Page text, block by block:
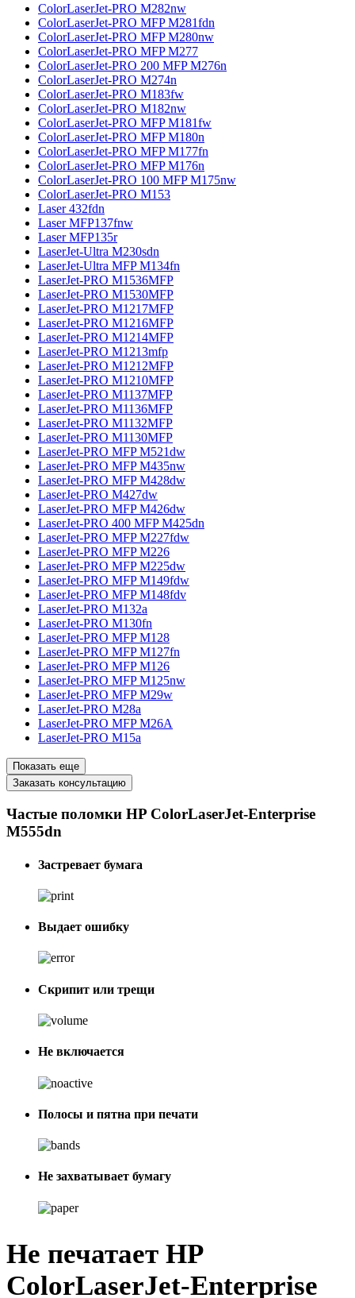
ColorLaserJet-PRO M282nw
ColorLaserJet-PRO MFP M281fdn
ColorLaserJet-PRO MFP M280nw
ColorLaserJet-PRO MFP M277
ColorLaserJet-PRO 200 MFP M276n
ColorLaserJet-PRO M274n
ColorLaserJet-PRO M183fw
ColorLaserJet-PRO M182nw
ColorLaserJet-PRO MFP M181fw
ColorLaserJet-PRO MFP M180n
ColorLaserJet-PRO MFP M177fn
ColorLaserJet-PRO MFP M176n
ColorLaserJet-PRO 100 MFP M175nw
ColorLaserJet-PRO M153
Laser 432fdn
Laser MFP137fnw
Laser MFP135r
LaserJet-Ultra M230sdn
LaserJet-Ultra MFP M134fn
LaserJet-PRO M1536MFP
LaserJet-PRO M1530MFP
LaserJet-PRO M1217MFP
LaserJet-PRO M1216MFP
LaserJet-PRO M1214MFP
LaserJet-PRO M1213mfp
LaserJet-PRO M1212MFP
LaserJet-PRO M1210MFP
LaserJet-PRO M1137MFP
LaserJet-PRO M1136MFP
LaserJet-PRO M1132MFP
LaserJet-PRO M1130MFP
LaserJet-PRO MFP M521dw
LaserJet-PRO MFP M435nw
LaserJet-PRO MFP M428dw
LaserJet-PRO M427dw
LaserJet-PRO MFP M426dw
LaserJet-PRO 400 MFP M425dn
LaserJet-PRO MFP M227fdw
LaserJet-PRO MFP M226
LaserJet-PRO MFP M225dw
LaserJet-PRO MFP M149fdw
LaserJet-PRO MFP M148fdv
LaserJet-PRO M132a
LaserJet-PRO M130fn
LaserJet-PRO MFP M128
LaserJet-PRO MFP M127fn
LaserJet-PRO MFP M126
LaserJet-PRO MFP M125nw
LaserJet-PRO MFP M29w
LaserJet-PRO M28a
LaserJet-PRO MFP M26A
LaserJet-PRO M15a
Показать еще
Заказать консультацию
Частые поломки HP ColorLaserJet-Enterprise
M555dn
Застревает бумага
Выдает ошибку
Скрипит или трещи
Не включается
Полосы и пятна при печати
Не захватывает бумагу
Не печатает HP
ColorLaserJet-Enterprise